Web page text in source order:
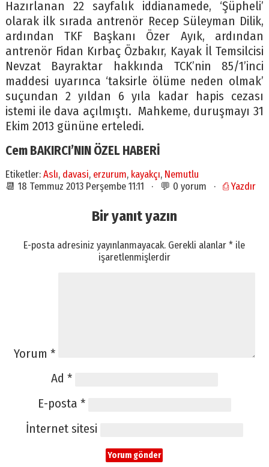
Hazırlanan 22 sayfalık iddianamede, ‘Şüpheli’
olarak ilk sırada antrenör Recep Süleyman Dilik,
ardından TKF Başkanı Özer Ayık, ardından
antrenör Fidan Kırbaç Özbakır, Kayak İl Temsilcisi
Nevzat Bayraktar hakkında TCK’nin 85/1’inci
maddesi uyarınca ‘taksirle ölüme neden olmak’
suçundan 2 yıldan 6 yıla kadar hapis cezası
istemi ile dava açılmıştı. Mahkeme, duruşmayı 31
Ekim 2013 gününe erteledi.
Cem BAKIRCI’NIN ÖZEL HABERİ
Etiketler: Aslı, davasi, erzurum, kayakçı, Nemutlu
📆 18 Temmuz 2013 Perşembe 11:11 · 💬 0 yorum · ⎙ Yazdır
Bir yanıt yazın
E-posta adresiniz yayınlanmayacak. Gerekli alanlar* ile
işaretlenmişlerdir
Yorum *
Ad *
E-posta *
İnternet sitesi